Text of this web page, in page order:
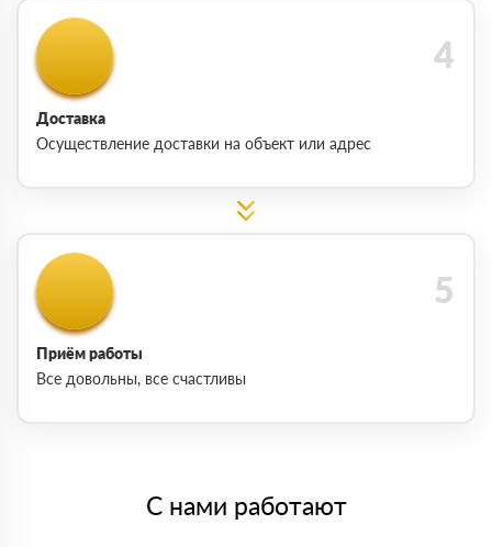
Доставка
Осуществление доставки на объект или адрес
Приём работы
Все довольны, все счастливы
С нами работают